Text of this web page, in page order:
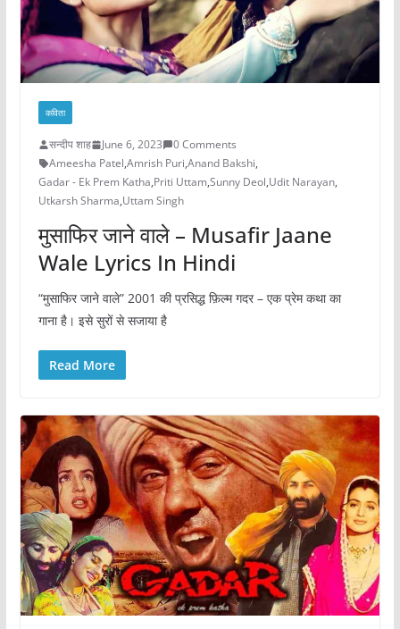
कविता
सन्दीप शाह June 6, 2023
0 Comments
Ameesha Patel,Amrish Puri,Anand Bakshi,
Gadar - Ek Prem Katha,Priti Uttam,Sunny Deol,Udit Narayan,
Utkarsh Sharma,Uttam Singh
मुसाफिर जाने वाले – Musafir Jaane
Wale Lyrics In Hindi
“मुसाफिर जाने वाले” 2001 की प्रसिद्ध फ़िल्म गदर – एक प्रेम कथा का
गाना है। इसे सुरों से सजाया है
Read More